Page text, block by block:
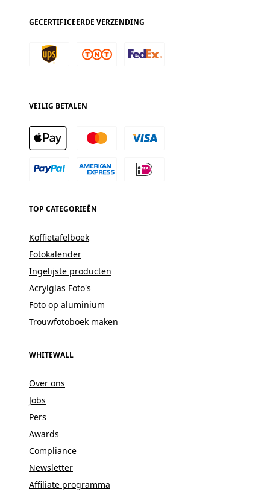
GECERTIFICEERDE VERZENDING
VEILIG BETALEN
TOP CATEGORIEËN
Koffietafelboek
Fotokalender
Ingelijste producten
Acrylglas Foto's
Foto op aluminium
Trouwfotoboek maken
WHITEWALL
Over ons
Jobs
Pers
Awards
Compliance
Newsletter
Affiliate programma